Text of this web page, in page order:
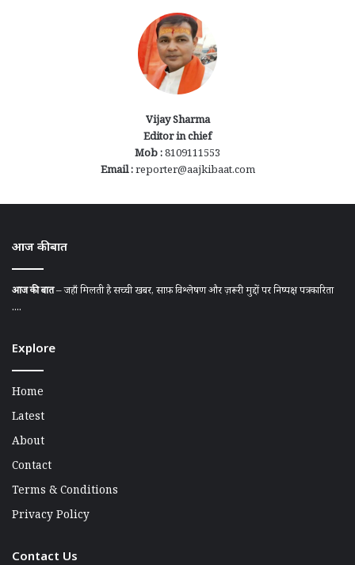
Vijay Sharma
Editor in chief
Mob :8109111553
Email :reporter@aajkibaat.com
आज की बात
आज की बात– जहाँ मिलती है सच्ची खबर, साफ़ विश्लेषण और ज़रूरी मुद्दों पर निष्पक्ष पत्रकारिता
....
Explore
Home
Latest
About
Contact
Terms & Conditions
Privacy Policy
Contact Us